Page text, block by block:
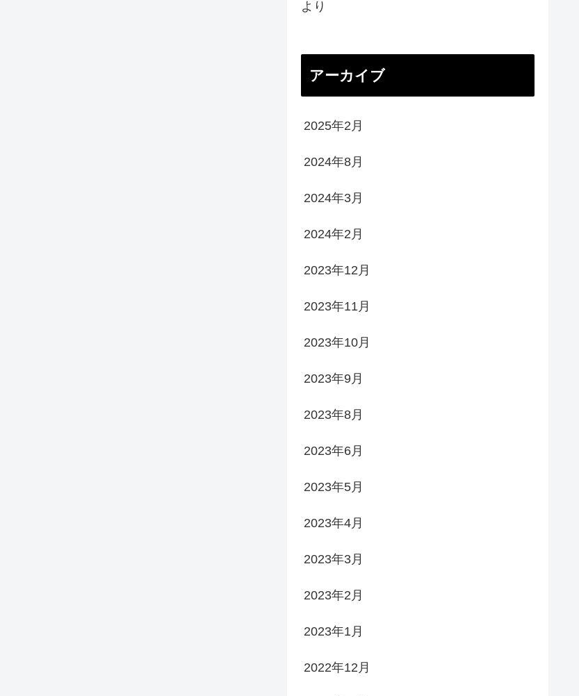
より
アーカイブ
2025年2月
2024年8月
2024年3月
2024年2月
2023年12月
2023年11月
2023年10月
2023年9月
2023年8月
2023年6月
2023年5月
2023年4月
2023年3月
2023年2月
2023年1月
2022年12月